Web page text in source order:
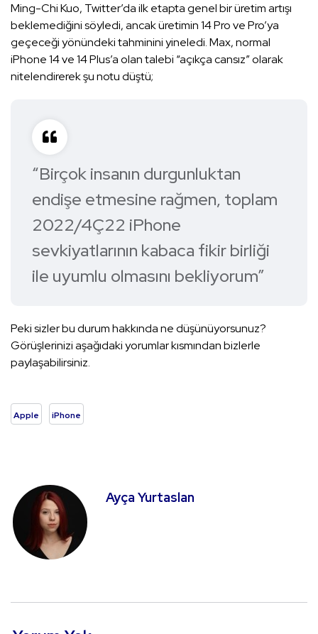
Ming-Chi Kuo, Twitter’da ilk etapta genel bir üretim artışı
beklemediğini söyledi, ancak üretimin 14 Pro ve Pro’ya
geçeceği yönündeki tahminini yineledi. Max, normal
iPhone 14 ve 14 Plus’a olan talebi “açıkça cansız” olarak
nitelendirerek şu notu düştü;
“Birçok insanın durgunluktan
endişe etmesine rağmen, toplam
2022/4Ç22 iPhone
sevkiyatlarının kabaca fikir birliği
ile uyumlu olmasını bekliyorum”
Peki sizler bu durum hakkında ne düşünüyorsunuz?
Görüşlerinizi aşağıdaki yorumlar kısmından bizlerle
paylaşabilirsiniz.
Apple iPhone
Ayça Yurtaslan